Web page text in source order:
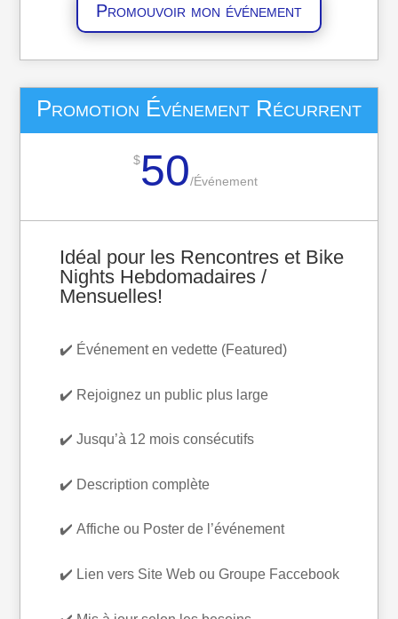
Promouvoir mon événement
Promotion Événement Récurrent
$50/Événement
Idéal pour les Rencontres et Bike
Nights Hebdomadaires /
Mensuelles!
✔️ Événement en vedette (Featured)
✔️ Rejoignez un public plus large
✔️ Jusqu’à 12 mois consécutifs
✔️ Description complète
✔️ Affiche ou Poster de l’événement
✔️ Lien vers Site Web ou Groupe Faccebook